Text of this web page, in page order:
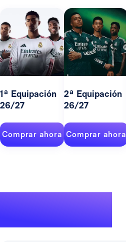
1ª Equipación
26/27
Comprar ahora
2ª Equipación
26/27
Comprar ahora